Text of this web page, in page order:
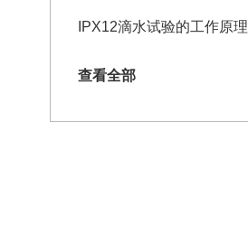
IPX12滴水试验的工作原理
查看全部